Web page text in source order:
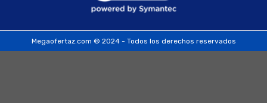
Megaofertaz.com © 2024 - Todos los derechos reservados